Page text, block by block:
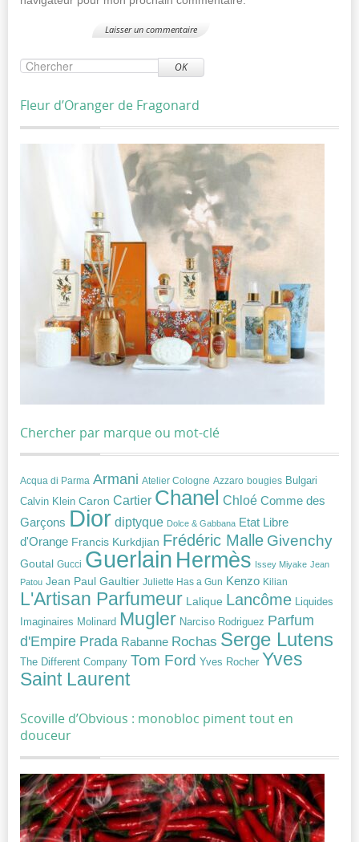
OK
Fleur d’Oranger de Fragonard
Chercher par marque ou mot-clé
Acqua di Parma Armani Atelier Cologne Azzaro bougies Bulgari
Calvin Klein Caron Cartier Chanel Chloé Comme des
Garçons Dior diptyque Dolce & Gabbana Etat Libre
d'Orange Francis Kurkdjian Frédéric Malle Givenchy
Goutal Gucci Guerlain Hermès Issey Miyake Jean
Patou Jean Paul Gaultier Juliette Has a Gun Kenzo Kilian
L'Artisan Parfumeur Lalique Lancôme Liquides
Imaginaires Molinard Mugler Narciso Rodriguez Parfum
d'Empire Prada Rabanne Rochas Serge Lutens
The Different Company Tom Ford Yves Rocher Yves
Saint Laurent
Scoville d’Obvious : monobloc piment tout en
douceur